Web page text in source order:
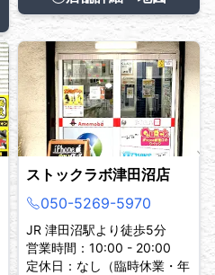
ストックラボ津田沼店
050-5269-5970
JR 津田沼駅より徒歩5分
営業時間：10:00 - 20:00
定休日：なし（臨時休業・年